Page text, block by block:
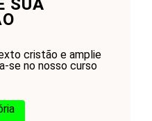
SUA
cristão e amplie
se no nosso curso